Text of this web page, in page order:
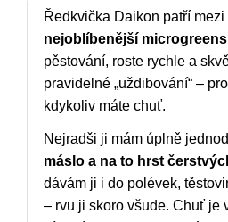
Ředkvička Daikon patří mezi
nejoblíbenější microgreens
pěstování, roste rychle a
pravidelné „uždibování“ –
kdykoliv máte chuť.
Nejradši ji mám úplně
máslo a na to hrst
dávám ji i do polévek,
– rvu ji skoro všude. Chuť je